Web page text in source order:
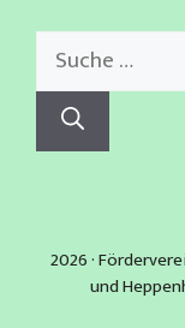
Suche
nach:
2026 ·
und